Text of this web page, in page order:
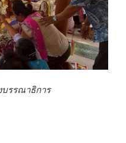
บรรณาธิการ